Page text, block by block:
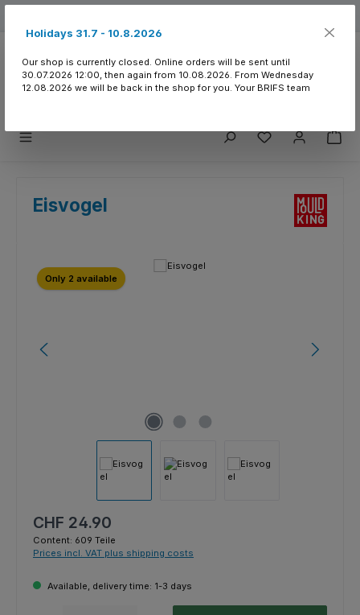
You have 0
Eisvogel
Only 2 available
Regular price:
CHF 24.90
Content: 609 Teile
Prices incl. VAT plus shipping costs
Available, delivery time: 1-3 days
Holidays 31.7 - 10.8.2026
Our shop is currently closed. Online orders will be sent until
30.07.2026 12:00, then again from 10.08.2026. From Wednesday
12.08.2026 we will be back in the shop for you. Your BRIFS team